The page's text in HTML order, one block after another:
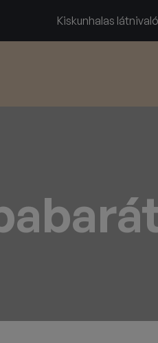
Kiskunhalas